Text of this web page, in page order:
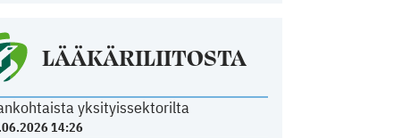
LÄÄKÄRILIITOSTA
yksityissektorilta
14:26